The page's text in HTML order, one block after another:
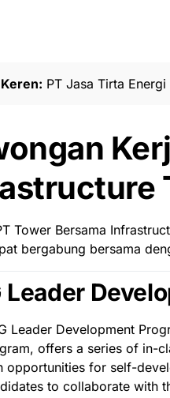
PT Jasa Tirta
Tower Bersama
bergabung bersama
Leader
Leader Development
offers a series of in-
opportunities for self-
to collaborate with